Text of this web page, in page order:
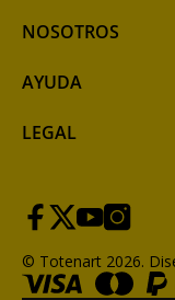
NOSOTROS
AYUDA
LEGAL
© Totenart 2026.